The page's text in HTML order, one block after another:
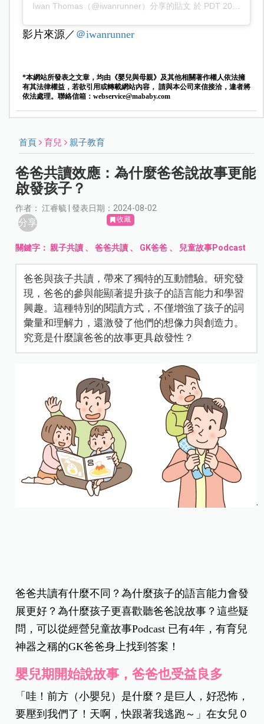
Iwan Thomas（@iwanrunner）分享的貼文 於 PDT 2019 年 10月 月 13 日 下午 12:23
影片來源／ ＠iwanrunner
*本網站所發表之文章，均由《嬰兒與母親》及其他相關著作權人依法擁
有其法律權益，若欲引用或轉載網站內容， 請與本公司來信接洽，違者將
依法處理。聯絡信箱： webservice@mababy.com
首頁 育兒 親子教育
爸爸共讀效應：為什麼爸爸說故事更能
啟發孩子？
作者： 江睿毓 | 發表日期：2024-08-02
分享 收藏
關鍵字：親子共讀 、爸爸共讀 、 GK爸爸 、 兒童故事Podcast
爸爸與孩子共讀，帶來了獨特的互動體驗。研究發
現，爸爸的參與能顯著提升孩子的語言能力和學習
興趣。這種特別的閱讀方式，不僅增強了孩子的詞
彙量和理解力，還激發了他們的想像力與創造力。
究竟是什麼讓爸爸的故事更具啟發性？
爸爸共讀有什麼不同？為什麼孩子的語言能力會發
展更好？為什麼孩子更喜歡聽爸爸說故事？這些疑
問，可以從經營兒童故事Podcast 已有4年，有育兒
神器之稱的GK爸爸身上找到答案！
嬰兒期開始說故事，爸爸也受益良多
「哇！前方（小嬰兒）是什麼？是巨人，好恐怖，
要壓到我們了！天啊，快跟著我逃跑～」在女兒０